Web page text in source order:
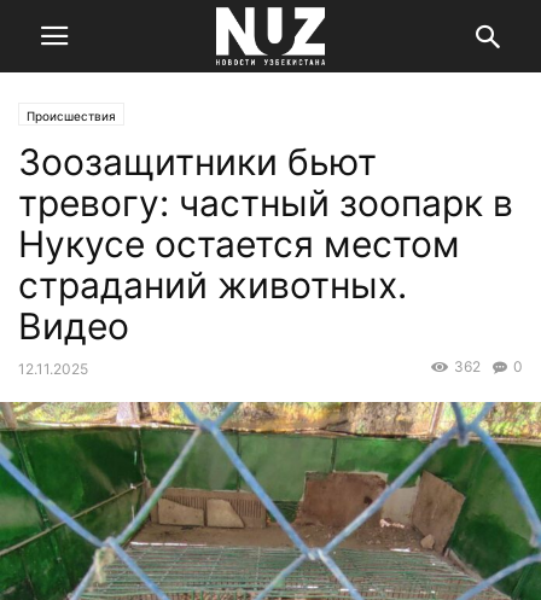
Происшествия
Зоозащитники бьют
тревогу: частный зоопарк в
Нукусе остается местом
страданий животных.
Видео
12.11.2025 0
362